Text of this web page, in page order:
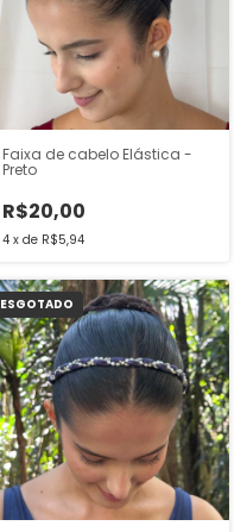
Faixa de cabelo Elástica -
Preto
R$20,00
4 x de R$5,94
ESGOTADO